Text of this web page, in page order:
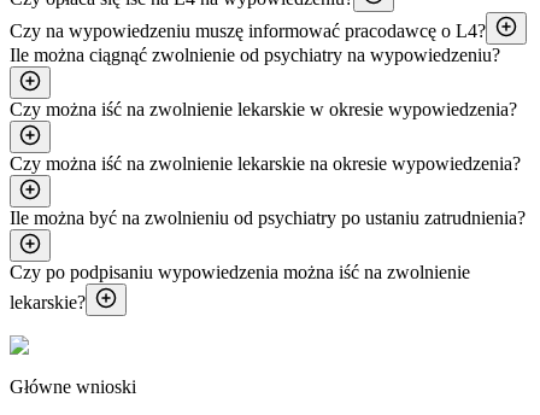
Czy na wypowiedzeniu muszę informować pracodawcę o L4?
Ile można ciągnąć zwolnienie od psychiatry na wypowiedzeniu?
Czy można iść na zwolnienie lekarskie w okresie wypowiedzenia?
Czy można iść na zwolnienie lekarskie na okresie wypowiedzenia?
Ile można być na zwolnieniu od psychiatry po ustaniu zatrudnienia?
Czy po podpisaniu wypowiedzenia można iść na zwolnienie
lekarskie?
Główne wnioski